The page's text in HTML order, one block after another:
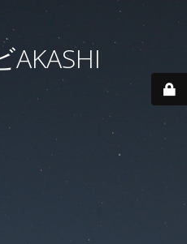
AKASHI